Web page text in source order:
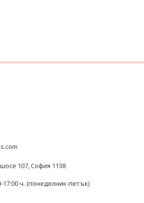
107, София 1138
ч. (понеделник-петък)